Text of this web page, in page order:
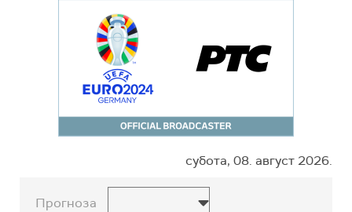
субота, 08. август 2026.
Прогноза